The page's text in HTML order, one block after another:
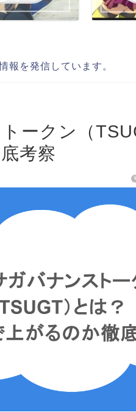
報を発信しています。
ークン（
考察